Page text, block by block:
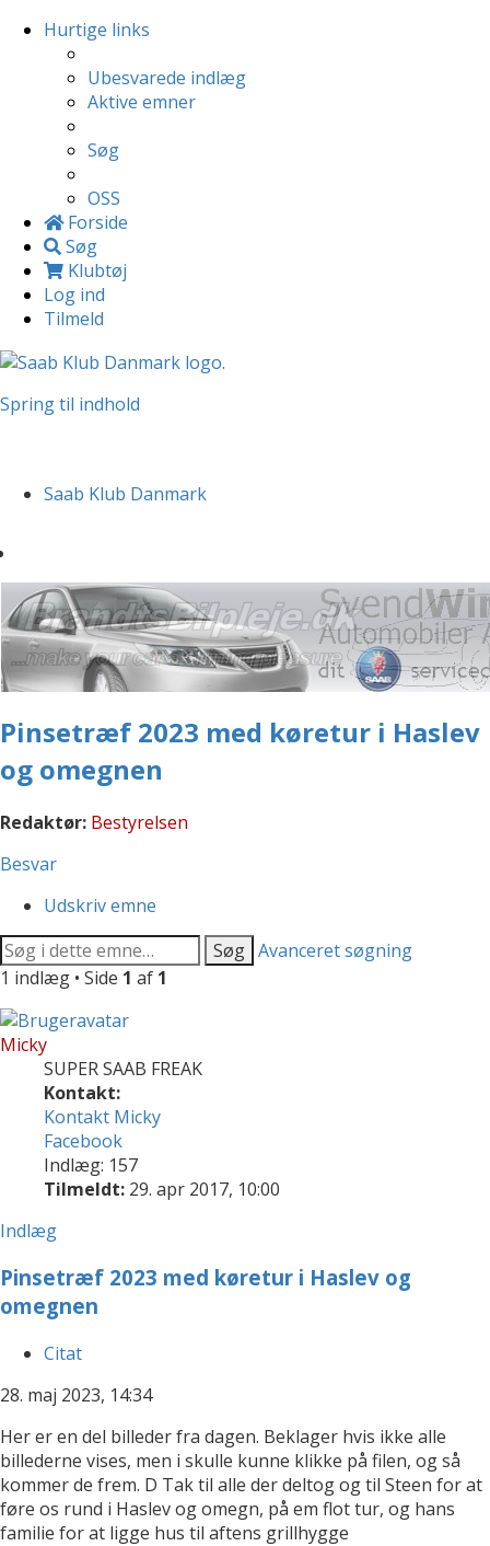
Hurtige links
Ubesvarede indlæg
Aktive emner
Søg
OSS
Forside
Søg
Klubtøj
Log ind
Tilmeld
Spring til indhold
Saab Klub Danmark
Pinsetræf 2023 med køretur i Haslev
og omegnen
Redaktør: Bestyrelsen
Besvar
Udskriv emne
Søg Avanceret søgning
1 indlæg • Side 1 af 1
Micky
SUPER SAAB FREAK
Kontakt:
Kontakt Micky
Facebook
Indlæg: 157
Tilmeldt: 29. apr 2017, 10:00
Indlæg
Pinsetræf 2023 med køretur i Haslev og
omegnen
Citat
28. maj 2023, 14:34
Her er en del billeder fra dagen. Beklager hvis ikke alle
billederne vises, men i skulle kunne klikke på filen, og så
kommer de frem. D Tak til alle der deltog og til Steen for at
føre os rund i Haslev og omegn, på em flot tur, og hans
familie for at ligge hus til aftens grillhygge